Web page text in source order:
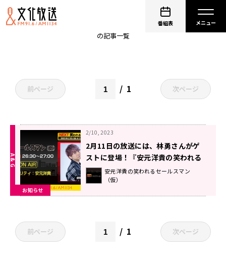
番組表
の記事一覧
前ページ 1 次ページ
お知らせ
2/10, 2023
2月11日の放送には、林勇さんがゲ
ストに登場！『安元洋貴の笑われる
セールスマン（仮）』
安元洋貴の笑われるセールスマン
（仮）
前ページ 1 次ページ